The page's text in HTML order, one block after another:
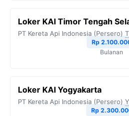
Loker KAI Timor Tengah
PT Kereta Api Indonesia (Persero)
Rp
Bulanan
Loker KAI Yogyakarta
PT Kereta Api Indonesia (Persero)
Rp